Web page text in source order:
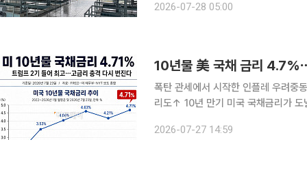
할 수 있다. 수공은 작년 9월 PMV
2026-07-28 05:00
10년물 美 국채 금리
폭탄 관세에서 시작한 인플레 우려중
리도↑ 10년 만기 미국 국채금리가 도널드 트럼프 2기 행정부 들어 최고 수준으로 올랐다. 국채 금
24일(현지시간) 이같이 전하고 “트럼
2026-07-27 14:59